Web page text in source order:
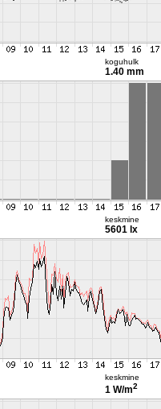
koguhulk
1.40 mm
keskmine
5601 lx
keskmine
1 W/m2